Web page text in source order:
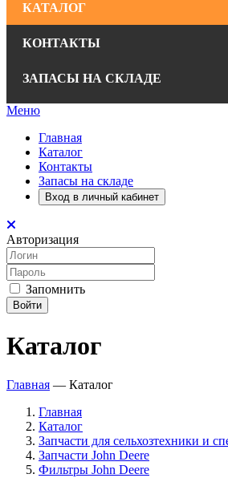
КАТАЛОГ
КОНТАКТЫ
ЗАПАСЫ НА СКЛАДЕ
Меню
Главная
Каталог
Контакты
Запасы на складе
Вход в личный кабинет
Авторизация
Запомнить
Войти
Каталог
Главная — Каталог
Главная
Каталог
Запчасти для сельхозтехники и
Запчасти John Deere
Фильтры John Deere